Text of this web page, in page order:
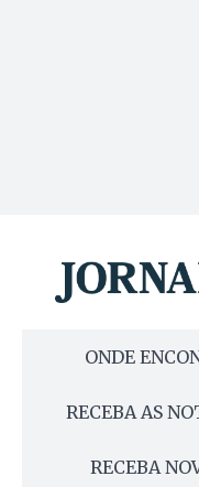
ONDE
RECEBA AS
RECEBA